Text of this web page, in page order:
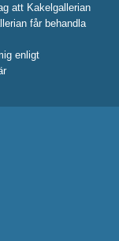
att Kakelgallerian
får behandla
enligt